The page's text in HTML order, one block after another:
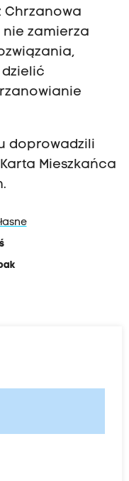
Chrzanowa
nie zamierza
doprowadzili
Mieszkańca